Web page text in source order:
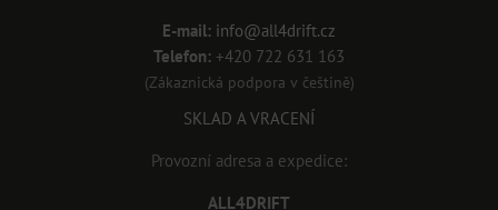
E-mail: info@all4drift.cz
Telefon: +420 722 631 163
(Zákaznická podpora v češtině)
SKLAD A VRACENÍ
Provozní adresa a expedice:
ALL4DRIFT